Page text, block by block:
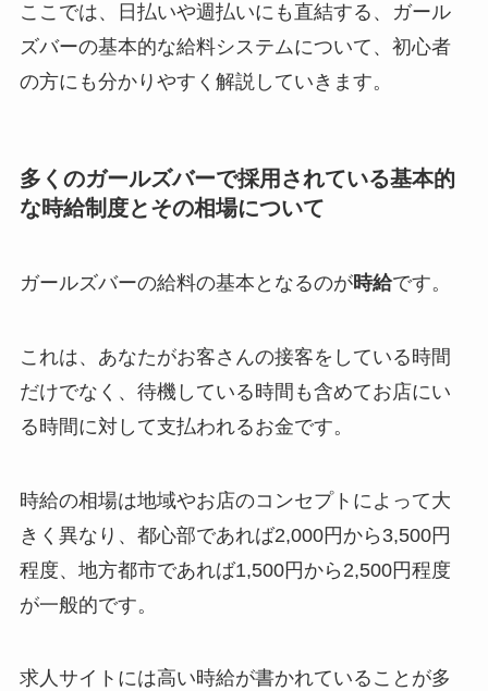
ここでは、日払いや週払いにも直結する、ガール
ズバーの基本的な給料システムについて、初心者
の方にも分かりやすく解説していきます。
多くのガールズバーで採用されている基本的
な時給制度とその相場について
ガールズバーの給料の基本となるのが時給です。
これは、あなたがお客さんの接客をしている時間
だけでなく、待機している時間も含めてお店にい
る時間に対して支払われるお金です。
時給の相場は地域やお店のコンセプトによって大
きく異なり、都心部であれば2,000円から3,500円
程度、地方都市であれば1,500円から2,500円程度
が一般的です。
求人サイトには高い時給が書かれていることが多